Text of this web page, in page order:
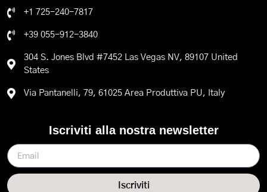
+1 725-240-7817
+39 055-912-3840
304 S. Jones Blvd #7452 Las Vegas NV, 89107 United
States
Via Pantanelli, 79, 61025 Area Produttiva PU, Italy
Iscriviti alla nostra newsletter
Iscriviti